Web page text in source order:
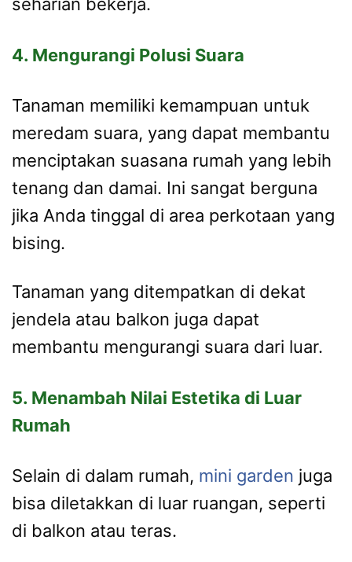
seharian bekerja.
4. Mengurangi Polusi Suara
Tanaman memiliki kemampuan untuk
meredam suara, yang dapat membantu
menciptakan suasana rumah yang lebih
tenang dan damai. Ini sangat berguna
jika Anda tinggal di area perkotaan yang
bising.
Tanaman yang ditempatkan di dekat
jendela atau balkon juga dapat
membantu mengurangi suara dari luar.
5. Menambah Nilai Estetika di Luar
Rumah
Selain di dalam rumah, mini garden juga
bisa diletakkan di luar ruangan, seperti
di balkon atau teras.